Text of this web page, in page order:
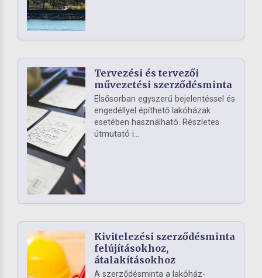
Tervezési és tervezői
művezetési szerződésminta
Elsősorban egyszerű bejelentéssel és
engedéllyel építhető lakóházak
esetében használható. Részletes
útmutató i...
Kivitelezési szerződésminta
felújításokhoz,
átalakításokhoz
A szerződésminta a lakóház-